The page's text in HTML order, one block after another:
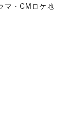
マ・CMロケ地